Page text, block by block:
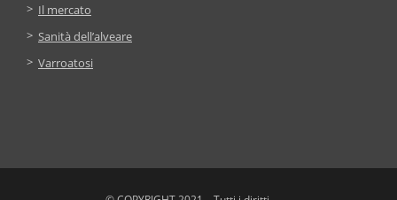
Il mercato
Sanità dell’alveare
Varroatosi